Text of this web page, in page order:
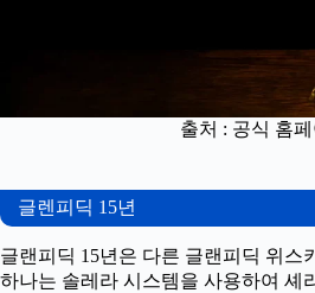
출처 : 공식 홈페
글렌피딕 15년
글랜피딕 15년은 다른 글랜피딕 위스
하나는 솔레라 시스템을 사용하여 셰